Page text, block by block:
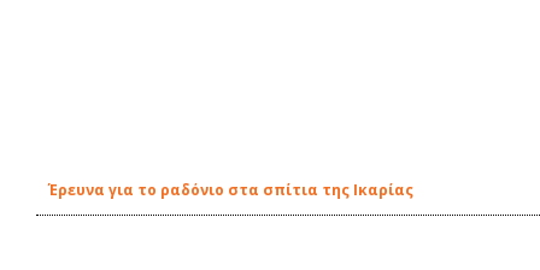
Έρευνα για το ραδόνιο στα σπίτια της Ικαρίας